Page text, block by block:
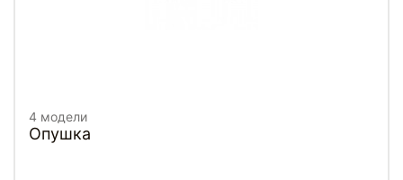
4 модели
Опушка